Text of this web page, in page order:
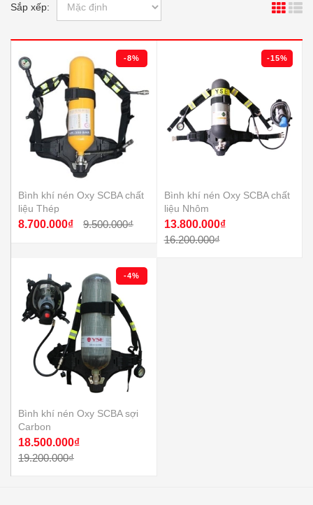
Sắp xếp:
-8%
Bình khí nén Oxy SCBA chất
liệu Thép
8.700.000₫ 9.500.000₫
-15%
Bình khí nén Oxy SCBA chất
liệu Nhôm
13.800.000₫
16.200.000₫
-4%
Bình khí nén Oxy SCBA sợi
Carbon
18.500.000₫
19.200.000₫